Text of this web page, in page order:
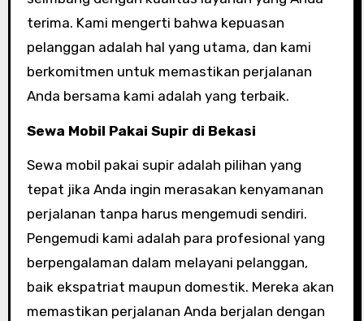
terima. Kami mengerti bahwa kepuasan
pelanggan adalah hal yang utama, dan kami
berkomitmen untuk memastikan perjalanan
Anda bersama kami adalah yang terbaik.
Sewa Mobil Pakai Supir di Bekasi
Sewa mobil pakai supir adalah pilihan yang
tepat jika Anda ingin merasakan kenyamanan
perjalanan tanpa harus mengemudi sendiri.
Pengemudi kami adalah para profesional yang
berpengalaman dalam melayani pelanggan,
baik ekspatriat maupun domestik. Mereka akan
memastikan perjalanan Anda berjalan dengan